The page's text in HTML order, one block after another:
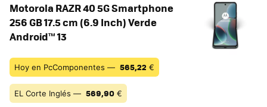
Motorola RAZR 40 5G Smartphone
256 GB 17.5 cm (6.9 Inch) Verde
Android™ 13
Hoy en PcComponentes — 565,22 €
EL Corte Inglés — 569,90 €